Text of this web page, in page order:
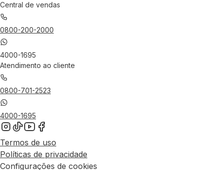
Central de vendas
0800-200-2000
4000-1695
Atendimento ao cliente
0800-701-2523
4000-1695
Termos de uso
Políticas de privacidade
Configurações de cookies